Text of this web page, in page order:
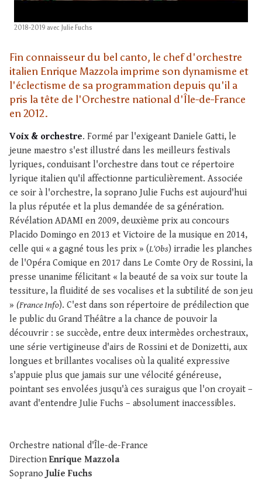
2018-2019 avec Julie Fuchs
Fin connaisseur du bel canto, le chef d'orchestre
italien Enrique Mazzola imprime son dynamisme et
l'éclectisme de sa programmation depuis qu'il a
pris la tête de l'Orchestre national d'Île-de-France
en 2012.
Voix & orchestre. Formé par l'exigeant Daniele Gatti, le
jeune maestro s'est illustré dans les meilleurs festivals
lyriques, conduisant l'orchestre dans tout ce répertoire
lyrique italien qu'il affectionne particulièrement. Associée
ce soir à l'orchestre, la soprano Julie Fuchs est aujourd'hui
la plus réputée et la plus demandée de sa génération.
Révélation ADAMI en 2009, deuxième prix au concours
Placido Domingo en 2013 et Victoire de la musique en 2014,
celle qui « a gagné tous les prix » (L'Obs) irradie les planches
de l'Opéra Comique en 2017 dans Le Comte Ory de Rossini, la
presse unanime félicitant « la beauté de sa voix sur toute la
tessiture, la fluidité de ses vocalises et la subtilité de son jeu
» (France Info). C'est dans son répertoire de prédilection que
le public du Grand Théâtre a la chance de pouvoir la
découvrir : se succède, entre deux intermèdes orchestraux,
une série vertigineuse d'airs de Rossini et de Donizetti, aux
longues et brillantes vocalises où la qualité expressive
s'appuie plus que jamais sur une vélocité généreuse,
pointant ses envolées jusqu'à ces suraigus que l'on croyait –
avant d'entendre Julie Fuchs – absolument inaccessibles.
Orchestre national d'Île-de-France
Direction Enrique Mazzola
SopranoJulie Fuchs